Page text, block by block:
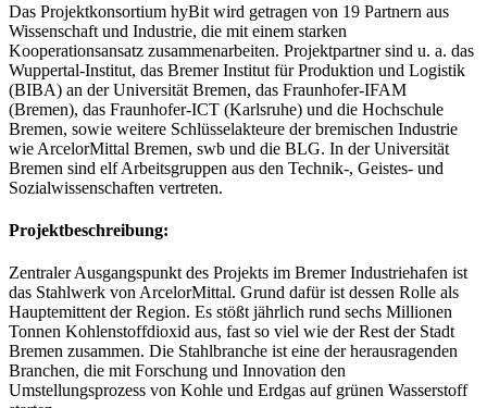
Das Projektkonsortium hyBit wird getragen von 19 Partnern aus
Wissenschaft und Industrie, die mit einem starken
Kooperationsansatz zusammenarbeiten. Projektpartner sind u. a. das
Wuppertal-Institut, das Bremer Institut für Produktion und Logistik
(BIBA) an der Universität Bremen, das Fraunhofer-IFAM
(Bremen), das Fraunhofer-ICT (Karlsruhe) und die Hochschule
Bremen, sowie weitere Schlüsselakteure der bremischen Industrie
wie ArcelorMittal Bremen, swb und die BLG. In der Universität
Bremen sind elf Arbeitsgruppen aus den Technik-, Geistes- und
Sozialwissenschaften vertreten.
Projektbeschreibung:
Zentraler Ausgangspunkt des Projekts im Bremer Industriehafen ist
das Stahlwerk von ArcelorMittal. Grund dafür ist dessen Rolle als
Hauptemittent der Region. Es stößt jährlich rund sechs Millionen
Tonnen Kohlenstoffdioxid aus, fast so viel wie der Rest der Stadt
Bremen zusammen. Die Stahlbranche ist eine der herausragenden
Branchen, die mit Forschung und Innovation den
Umstellungsprozess von Kohle und Erdgas auf grünen Wasserstoff